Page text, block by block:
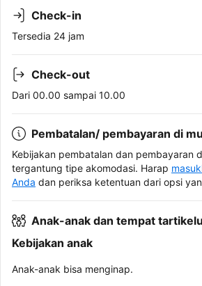
Check-in
Tersedia 24 jam
Check-out
Dari 00.00 sampai 10.00
Pembatalan/ pembayaran di
Kebijakan pembatalan dan pembayaran
tergantung tipe akomodasi. Harap
Anda dan periksa ketentuan dari opsi
Anak-anak dan tempat
Kebijakan anak
Anak-anak bisa menginap.